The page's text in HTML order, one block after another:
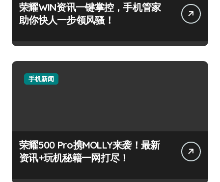
荣耀WIN资讯一键掌控，手机管家
助你快人一步领风骚！
手机新闻
荣耀500 Pro携MOLLY来袭！最新
资讯+玩机秘籍一网打尽！